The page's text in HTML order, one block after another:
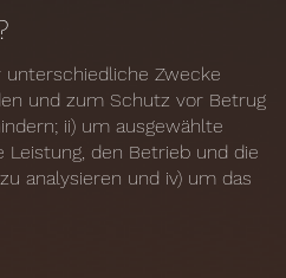
unterschiedliche Zwecke
und zum Schutz vor Betrug
ii) um ausgewählte
Leistung, den Betrieb und die
analysieren und iv) um das